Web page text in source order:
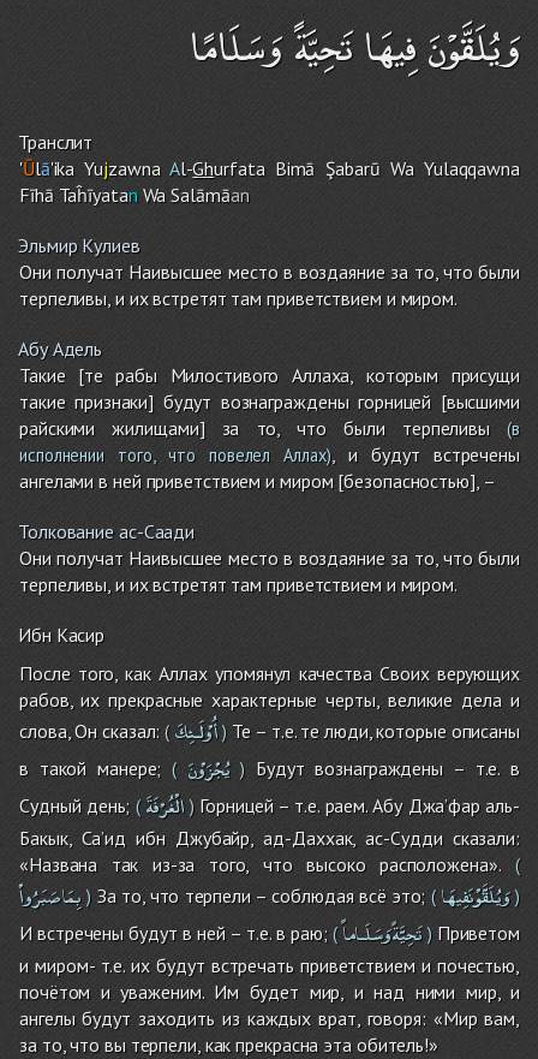
وَيُلَقَّوْنَ فِيهَا تَحِيَّةً وَسَلَامًا
Транслит
'Ūlā'ika YujzawnaAl-Ghurfata Bimā Şabarū Wa Yulaqqawna
Fīhā TaĥīyatanWa Salāmāan
Эльмир Кулиев
Они получат Наивысшее место в воздаяние за то, что были
терпеливы, и их встретят там приветствием и миром.
Абу Адель
Такие [те рабы Милостивого Аллаха, которым присущи
такие признаки] будут вознаграждены горницей [высшими
райскими жилищами] за то, что были терпеливы (в
исполнении того, что повелел Аллах), и будут встречены
ангелами в ней приветствием и миром [безопасностью], –
Толкование ас-Саади
Они получат Наивысшее место в воздаяние за то, что были
терпеливы, и их встретят там приветствием и миром.
Ибн Касир
После того, как Аллах упомянул качества Своих верующих
рабов, их прекрасные характерные черты, великие дела и
слова, Он сказал: ( أُوْلَـئِكَ) Те – т.е. те люди, которые описаны
в такой манере; ( يُجْزَوْنَ) Будут вознаграждены – т.е. в
Судный день; ( الْغُرْفَةَ)Горницей – т.е. раем. Абу Джа’фар аль-
Бакык, Са’ид ибн Джубайр, ад-Даххак, ас-Судди сказали:
«Названа так из-за того, что высоко расположена».(
بِمَاصَبَرُواْ ) За то, что терпели – соблюдая всё это; ( وَيُلَقَّوْنَفِيهَا)
И встречены будут в ней – т.е. в раю;(تَحِيَّةًوَسَلَـاماً)Приветом
и миром- т.е. их будут встречать приветствием и почестью,
почётом и уваженим. Им будет мир, и над ними мир, и
ангелы будут заходить из каждых врат, говоря: «Мир вам,
за то, что вы терпели, как прекрасна эта обитель!»